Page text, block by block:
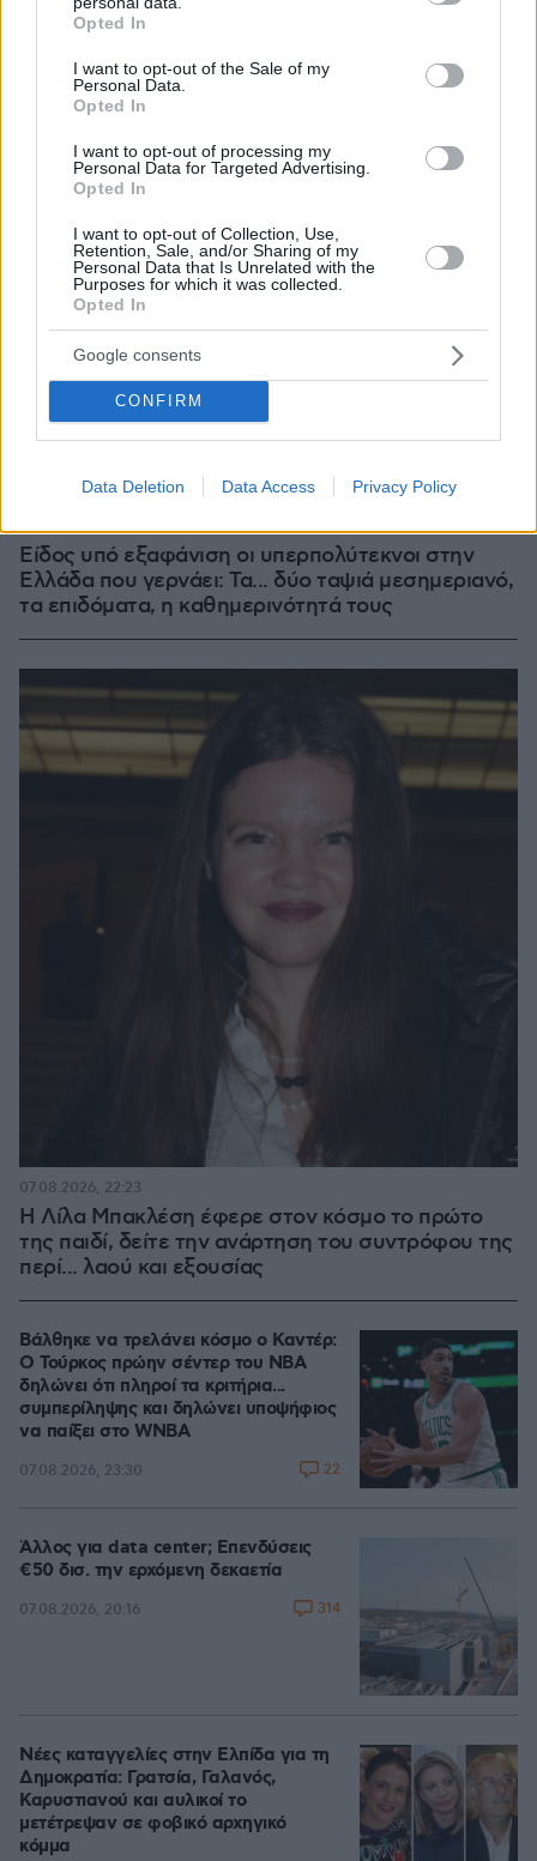
grant or deny consent to Google and its third-party tags to
use your data for below specified purposes in below Google
consent section.
Opted In
I want to opt-out of the Sale of my
Personal Data.
Opted In
I want to opt-out of processing my
Personal Data for Targeted Advertising.
Opted In
I want to opt-out of Collection, Use,
Retention, Sale, and/or Sharing of my
Personal Data that Is Unrelated with the
Purposes for which it was collected.
Opted In
Google consents
CONFIRM
Data Deletion Data Access Privacy Policy
Είδος υπό εξαφάνιση οι υπερπολύτεκνοι στην
Ελλάδα που γερνάει: Τα... δύο ταψιά μεσημεριανό,
τα επιδόματα, η καθημερινότητά τους
07.08.2026, 15:59
Η Λίλα Μπακλέση έφερε στον κόσμο το πρώτο
της παιδί, δείτε την ανάρτηση του συντρόφου της
περί... λαού και εξουσίας
07.08.2026, 22:23
Βάλθηκε να τρελάνει κόσμο ο Καντέρ:
Ο Τούρκος πρώην σέντερ του NBA
δηλώνει ότι πληροί τα κριτήρια...
συμπερίληψης και δηλώνει υποψήφιος
να παίξει στο WNBA
07.08.2026, 23:30 22
Άλλος για data center; Επενδύσεις
€50 δισ. την ερχόμενη δεκαετία
07.08.2026, 20:16 314
Νέες καταγγελίες στην Ελπίδα για τη
Δημοκρατία: Γρατσία, Γαλανός,
Καρυστιανού και αυλικοί το
μετέτρεψαν σε φοβικό αρχηγικό
κόμμα